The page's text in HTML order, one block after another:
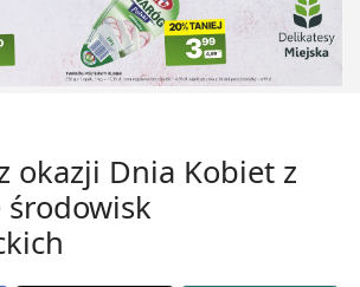
okazji Dnia Kobiet z
środowisk